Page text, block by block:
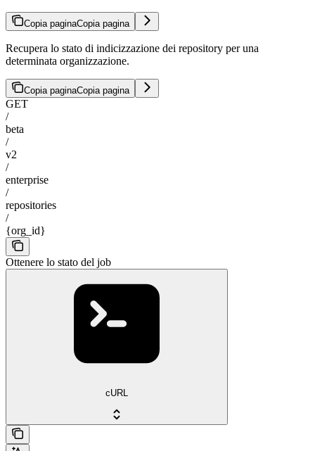
Copia paginaCopia pagina
Recupera lo stato di indicizzazione dei repository per una
determinata organizzazione.
Copia paginaCopia pagina
GET
/
beta
/
v2
/
enterprise
/
repositories
/
{org_id}
Ottenere lo stato del job
cURL